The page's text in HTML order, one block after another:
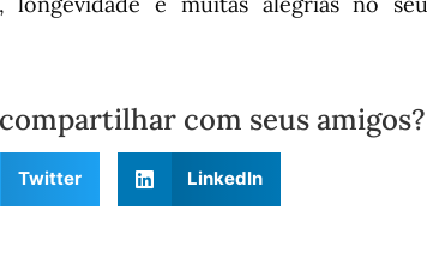
com seus amigos?
Twitter LinkedIn